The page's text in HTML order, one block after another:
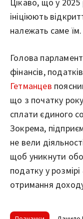
ініціюють
належать саме їм.
Голова
фінансів,
Гетманцев
що з початку
сплати єдиного
Зокрема,
не вели
щоб уникнути
податку у
отримання